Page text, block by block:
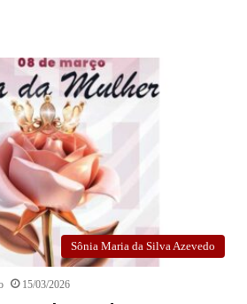
Sônia Maria da Silva Azevedo
15/03/2026